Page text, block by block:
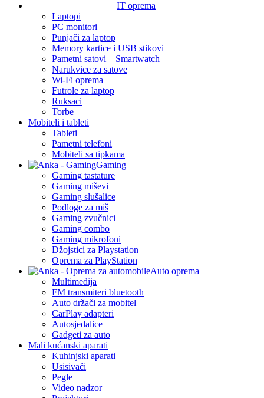
IT oprema
Laptopi
PC monitori
Punjači za laptop
Memory kartice i USB stikovi
Pametni satovi – Smartwatch
Narukvice za satove
Wi-Fi oprema
Futrole za laptop
Ruksaci
Torbe
Mobiteli i tableti
Tableti
Pametni telefoni
Mobiteli sa tipkama
Gaming
Gaming tastature
Gaming miševi
Gaming slušalice
Podloge za miš
Gaming zvučnici
Gaming combo
Gaming mikrofoni
Džojstici za Playstation
Oprema za PlayStation
Auto oprema
Multimedija
FM transmiteri bluetooth
Auto držači za mobitel
CarPlay adapteri
Autosjedalice
Gadgeti za auto
Mali kućanski aparati
Kuhinjski aparati
Usisivači
Pegle
Video nadzor